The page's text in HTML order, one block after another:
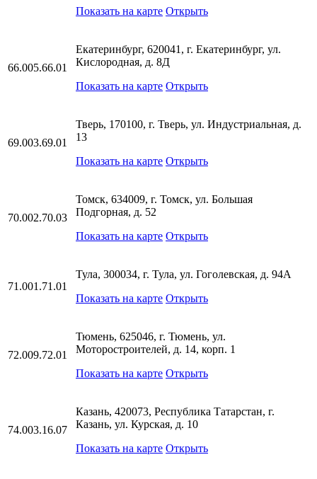
Показать на карте Открыть
66.005.66.01
Екатеринбург, 620041, г. Екатеринбург, ул.
Кислородная, д. 8Д
Показать на карте Открыть
69.003.69.01
Тверь, 170100, г. Тверь, ул. Индустриальная, д.
13
Показать на карте Открыть
70.002.70.03
Томск, 634009, г. Томск, ул. Большая
Подгорная, д. 52
Показать на карте Открыть
71.001.71.01
Тула, 300034, г. Тула, ул. Гоголевская, д. 94А
Показать на карте Открыть
72.009.72.01
Тюмень, 625046, г. Тюмень, ул.
Моторостроителей, д. 14, корп. 1
Показать на карте Открыть
74.003.16.07
Казань, 420073, Республика Татарстан, г.
Казань, ул. Курская, д. 10
Показать на карте Открыть